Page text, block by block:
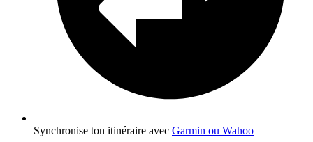
Synchronise ton itinéraire avec Garmin ou Wahoo